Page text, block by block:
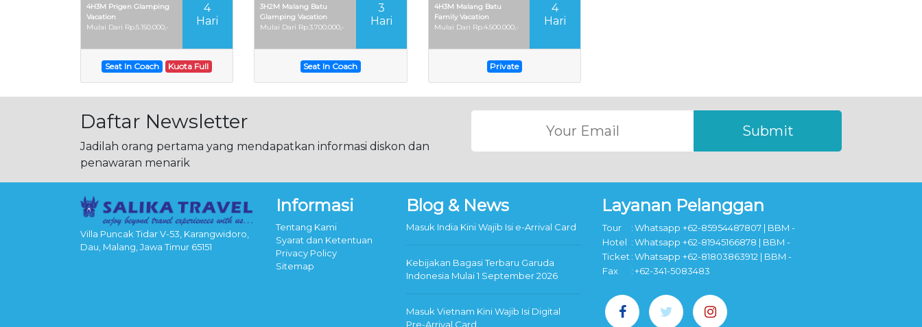
4H3M Prigen Glamping
Vacation
Mulai Dari Rp.5.150.000,-
4
Hari
Seat In Coach Kuota Full
3H2M Malang Batu
Glamping Vacation
Mulai Dari Rp.3.700.000,-
3
Hari
Seat In Coach
4H3M Malang Batu
Family Vacation
Mulai Dari Rp.4.500.000,-
4
Hari
Private
Daftar Newsletter
Jadilah orang pertama yang mendapatkan informasi diskon dan
penawaran menarik
Submit
Villa Puncak Tidar V-53, Karangwidoro,
Dau, Malang, Jawa Timur 65151
Informasi
Tentang Kami
Syarat dan Ketentuan
Privacy Policy
Sitemap
Blog & News
Masuk India Kini Wajib Isi e-Arrival Card
Kebijakan Bagasi Terbaru Garuda
Indonesia Mulai 1 September 2026
Masuk Vietnam Kini Wajib Isi Digital
Pre-Arrival Card
Layanan Pelanggan
Tour :Whatsapp +62-85954487807 | BBM -
Hotel :Whatsapp +62-81945166878 | BBM -
Ticket :Whatsapp +62-81803863912 | BBM -
Fax
:+62-341-5083483